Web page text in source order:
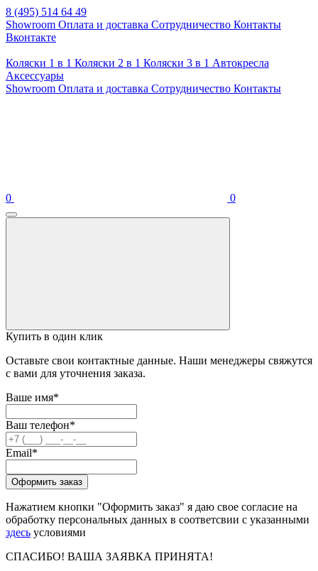
8 (495) 514 64 49
Showroom Оплата и доставка Сотрудничество Контакты
Вконтакте
Коляски 1 в 1 Коляски 2 в 1 Коляски 3 в 1 Автокресла
Аксессуары
Showroom Оплата и доставка Сотрудничество Контакты
0 0
Купить в один клик
Оставьте свои контактные данные. Наши менеджеры свяжутся
с вами для уточнения заказа.
Ваше имя*
Ваш телефон*
Email*
Оформить заказ
Нажатием кнопки "Оформить заказ" я даю свое согласие на
обработку персональных данных в соответсвии с указанными
здесь условиями
СПАСИБО! ВАША ЗАЯВКА ПРИНЯТА!